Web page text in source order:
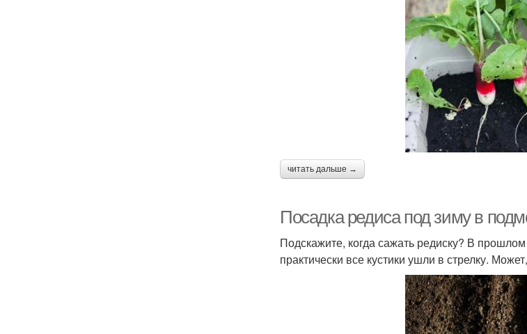
читать дальше →
Посадка редиса под зиму в
Подскажите, когда сажать редиску? В
практически все кустики ушли в стрелку.